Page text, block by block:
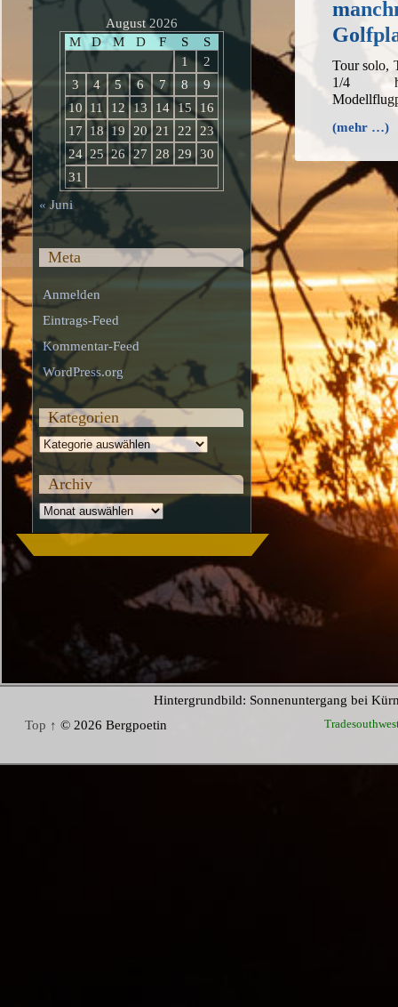
Tour solo,
1/4 h,
(mehr …)
August 2026
M
D M D F S
S
1
2
3
4 5 6 7 8
9
10
11 12 13 14 15
16
17
18 19 20 21 22
23
24 25 26 27 28 29
30
31
« Juni
Meta
Anmelden
Eintrags-Feed
Kommentar-Feed
WordPress.org
Kategorien
Kategorien
Archiv
Archiv
Hintergrundbild: Sonnenuntergang bei
Top ↑ © 2026 Bergpoetin